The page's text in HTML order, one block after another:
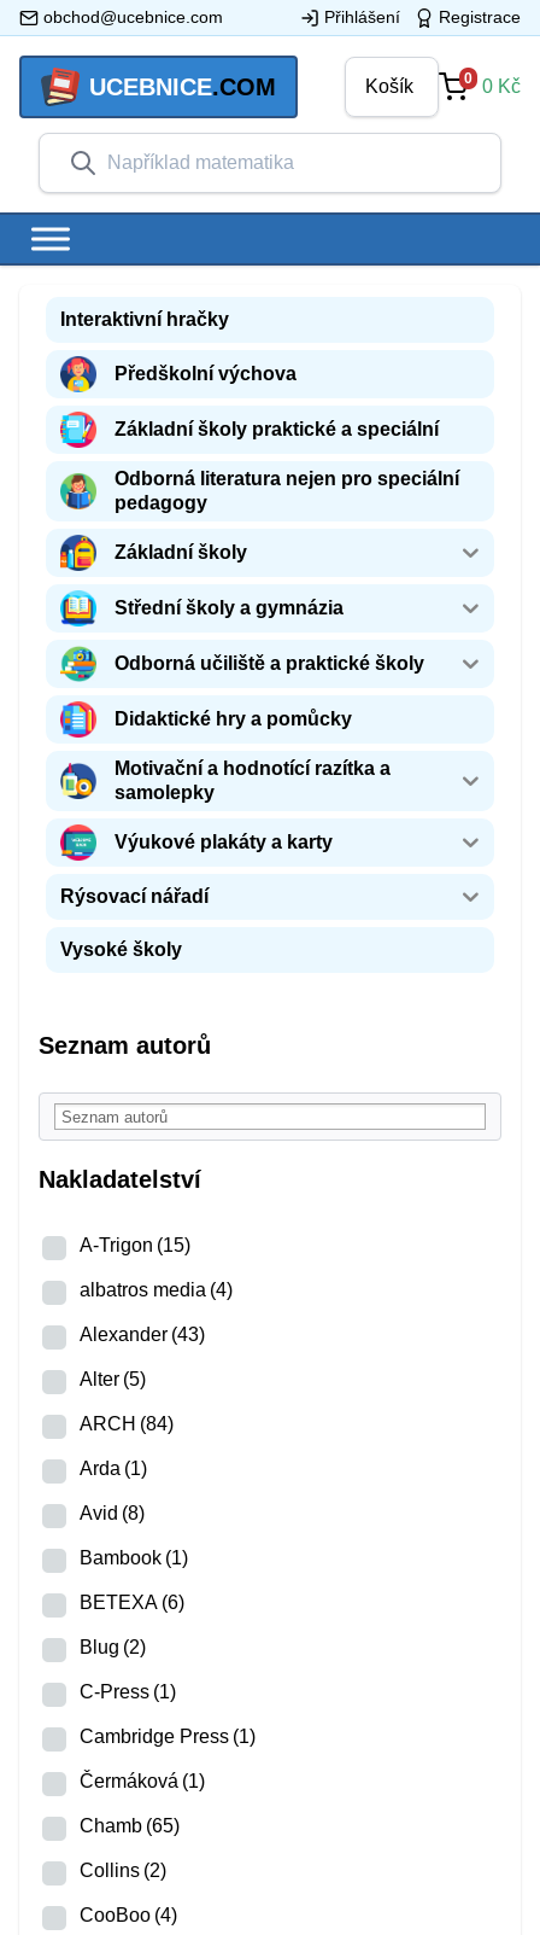
obchod@ucebnice.com Přihlášení Registrace
UCEBNICE.COM Košík 0 0 Kč
Interaktivní hračky
Předškolní výchova
Základní školy praktické a speciální
Odborná literatura nejen pro speciální
pedagogy
Základní školy
Střední školy a gymnázia
Odborná učiliště a praktické školy
Didaktické hry a pomůcky
Motivační a hodnotící razítka a
samolepky
Výukové plakáty a karty
Rýsovací nářadí
Vysoké školy
Seznam autorů
Nakladatelství
A-Trigon (15)
albatros media (4)
Alexander (43)
Alter (5)
ARCH (84)
Arda (1)
Avid (8)
Bambook (1)
BETEXA (6)
Blug (2)
C-Press (1)
Cambridge Press (1)
Čermáková (1)
Chamb (65)
Collins (2)
CooBoo (4)